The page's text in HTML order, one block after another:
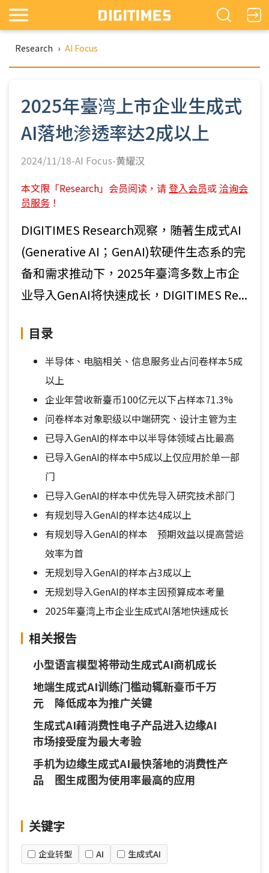
Research › AI Focus
2025年臺湾上市企业生成式
AI落地渗透率达2成以上
2024/11/18-AI Focus-黄耀汉
本文限「Research」会员阅读，请登入会员或 洽询会
员服务 ！
DIGITIMES Research观察，随著生成式AI
(Generative AI；GenAI)软硬件生态系的完
备和需求推动下，2025年臺湾多数上市企
业导入GenAI将快速成长，DIGITIMES Re...
目录
半导体、电脑相关、信息服务业占问卷样本5成
以上
企业年营收新臺币100亿元以下占样本71.3%
问卷样本对象职级以中端研究、设计主管为主
已导入GenAI的样本中以半导体领域占比最高
已导入GenAI的样本中5成以上仅应用於单一部
门
已导入GenAI的样本中优先导入研究技术部门
有规划导入GenAI的样本达4成以上
有规划导入GenAI的样本 预期效益以提高营运
效率为首
无规划导入GenAI的样本占3成以上
无规划导入GenAI的样本主因预算成本考量
2025年臺湾上市企业生成式AI落地快速成长
相关报告
小型语言模型将带动生成式AI商机成长
地端生成式AI训练门槛动辄新臺币千万
元 降低成本为推广关键
生成式AI藉消费性电子产品进入边缘AI
市场接受度为最大考验
手机为边缘生成式AI最快落地的消费性产
品 图生成图为使用率最高的应用
关键字
企业转型 AI 生成式AI